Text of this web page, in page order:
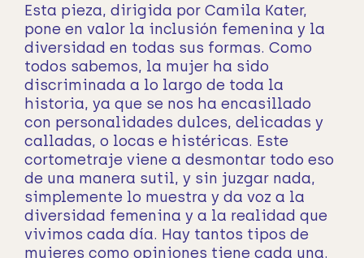
Esta pieza, dirigida por Camila Kater,
pone en valor la inclusión femenina y la
diversidad en todas sus formas. Como
todos sabemos, la mujer ha sido
discriminada a lo largo de toda la
historia, ya que se nos ha encasillado
con personalidades dulces, delicadas y
calladas, o locas e histéricas. Este
cortometraje viene a desmontar todo eso
de una manera sutil, y sin juzgar nada,
simplemente lo muestra y da voz a la
diversidad femenina y a la realidad que
vivimos cada día. Hay tantos tipos de
mujeres como opiniones tiene cada una.